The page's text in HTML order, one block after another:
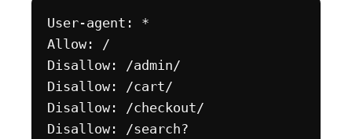
User-agent: *
Allow: /
Disallow: /admin/
Disallow: /cart/
Disallow: /checkout/
Disallow: /search?